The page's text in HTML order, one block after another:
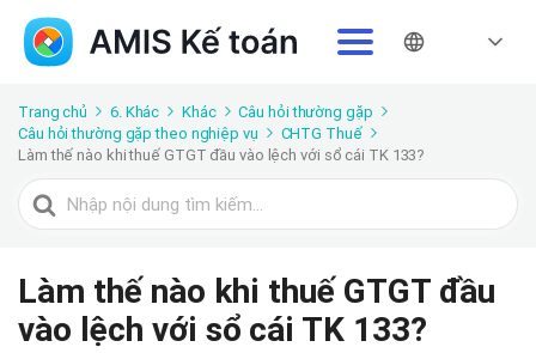
Trang chủ 6. Khác Khác
Câu hỏi thường gặp
Câu hỏi thường gặp theo nghiệp vụ
CHTG Thuế
Làm thế nào khi thuế GTGT đầu vào lệch với sổ cái TK 133?
Tìm
kiếm
Làm thế nào khi thuế GTGT đầu
vào lệch với sổ cái TK 133?